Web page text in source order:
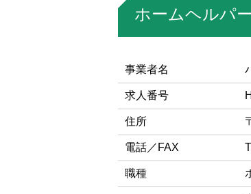
ホームヘルパ
事業者名
求人番号
住所
電話／FAX
職種